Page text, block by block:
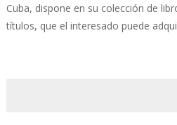
Cuba, dispone en su colección de
títulos, que el interesado puede